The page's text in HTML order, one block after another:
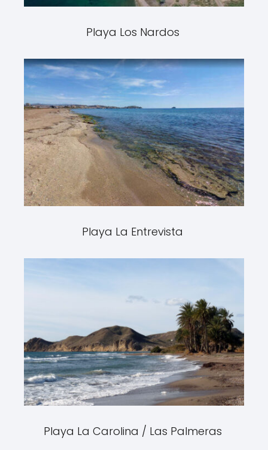
Playa Los Nardos
Playa La Entrevista
Playa La Carolina / Las Palmeras